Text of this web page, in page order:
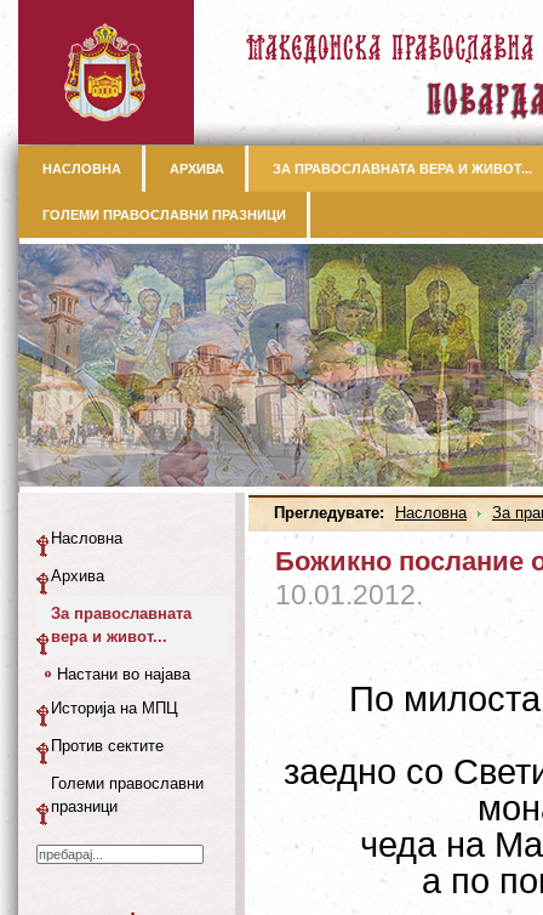
НАСЛОВНА АРХИВА ЗА ПРАВОСЛАВНАТА ВЕРА И ЖИВОТ...
ГОЛЕМИ ПРАВОСЛАВНИ ПРАЗНИЦИ
Прегледувате: Насловна За
Божикно послание
10.01.2012.
По
заедно со
чеда на
а по
Насловна
Архива
За православната
вера и живот...
Настани во најава
Историја на МПЦ
Против сектите
Големи православни
празници